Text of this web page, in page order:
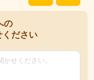
の
ください